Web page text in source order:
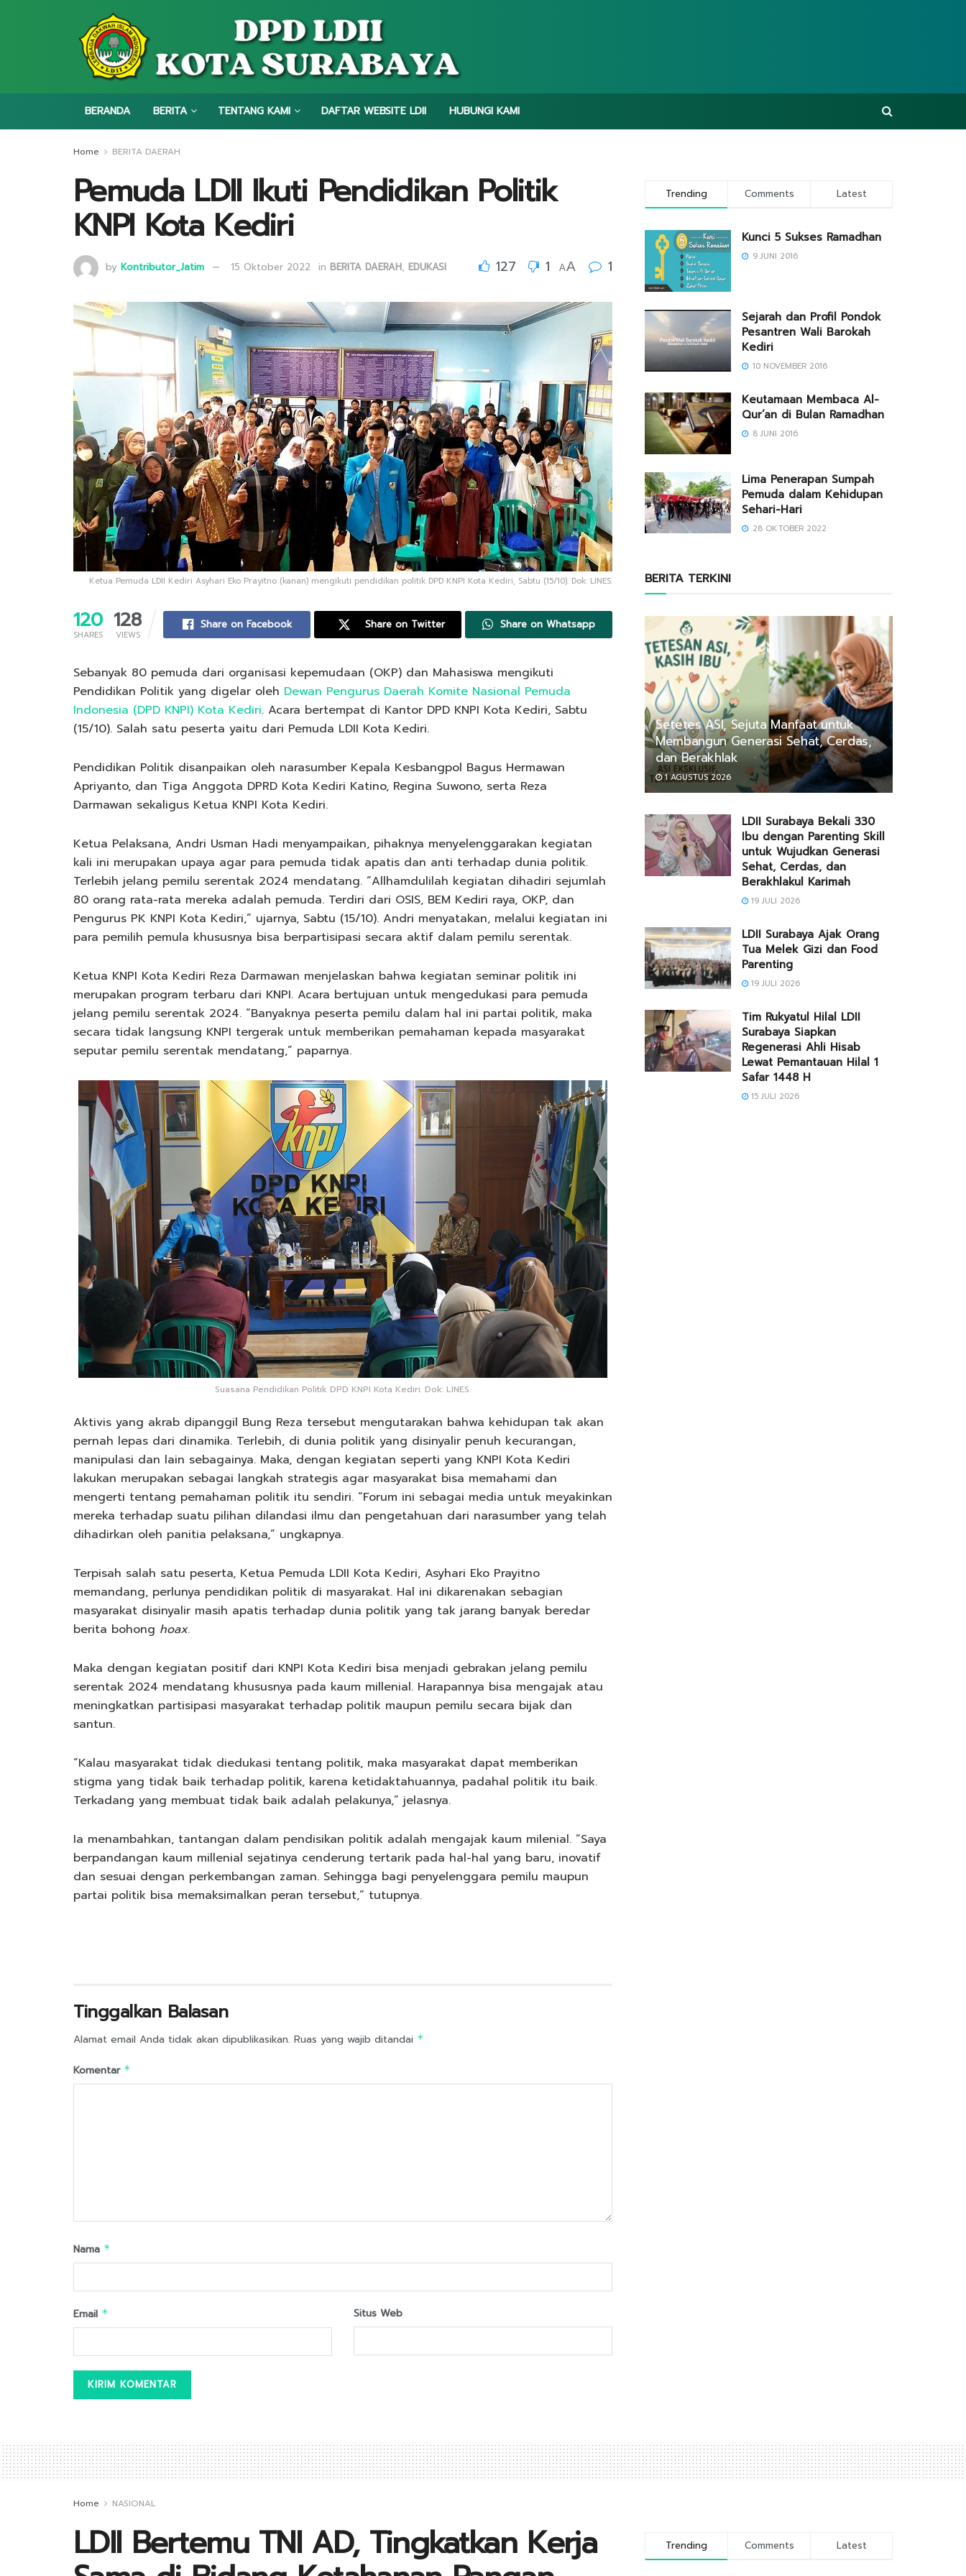
BERANDA BERITA TENTANG KAMI DAFTAR WEBSITE LDII HUBUNGI KAMI
Home BERITA DAERAH
Pemuda LDII Ikuti Pendidikan Politik
KNPI Kota Kediri
by Kontributor_Jatim 15 Oktober 2022 in BERITA DAERAH, EDUKASI 127 1 AA 1
Ketua Pemuda LDII Kediri Asyhari Eko Prayitno (kanan) mengikuti pendidikan politik DPD KNPI Kota Kediri, Sabtu (15/10). Dok: LINES.
120
SHARES
128
VIEWS
Share on Facebook Share on Twitter Share on Whatsapp
Sebanyak 80 pemuda dari organisasi kepemudaan (OKP) dan Mahasiswa mengikuti
Pendidikan Politik yang digelar oleh Dewan Pengurus Daerah Komite Nasional Pemuda
Indonesia (DPD KNPI) Kota Kediri. Acara bertempat di Kantor DPD KNPI Kota Kediri, Sabtu
(15/10). Salah satu peserta yaitu dari Pemuda LDII Kota Kediri.
Pendidikan Politik disanpaikan oleh narasumber Kepala Kesbangpol Bagus Hermawan
Apriyanto, dan Tiga Anggota DPRD Kota Kediri Katino, Regina Suwono, serta Reza
Darmawan sekaligus Ketua KNPI Kota Kediri.
Ketua Pelaksana, Andri Usman Hadi menyampaikan, pihaknya menyelenggarakan kegiatan
kali ini merupakan upaya agar para pemuda tidak apatis dan anti terhadap dunia politik.
Terlebih jelang pemilu serentak 2024 mendatang. “Allhamdulilah kegiatan dihadiri sejumlah
80 orang rata-rata mereka adalah pemuda. Terdiri dari OSIS, BEM Kediri raya, OKP, dan
Pengurus PK KNPI Kota Kediri,” ujarnya, Sabtu (15/10). Andri menyatakan, melalui kegiatan ini
para pemilih pemula khususnya bisa berpartisipasi secara aktif dalam pemilu serentak.
Ketua KNPI Kota Kediri Reza Darmawan menjelaskan bahwa kegiatan seminar politik ini
merupakan program terbaru dari KNPI. Acara bertujuan untuk mengedukasi para pemuda
jelang pemilu serentak 2024. “Banyaknya peserta pemilu dalam hal ini partai politik, maka
secara tidak langsung KNPI tergerak untuk memberikan pemahaman kepada masyarakat
seputar pemilu serentak mendatang,” paparnya.
Suasana Pendidikan Politik DPD KNPI Kota Kediri. Dok: LINES.
Aktivis yang akrab dipanggil Bung Reza tersebut mengutarakan bahwa kehidupan tak akan
pernah lepas dari dinamika. Terlebih, di dunia politik yang disinyalir penuh kecurangan,
manipulasi dan lain sebagainya. Maka, dengan kegiatan seperti yang KNPI Kota Kediri
lakukan merupakan sebagai langkah strategis agar masyarakat bisa memahami dan
mengerti tentang pemahaman politik itu sendiri. “Forum ini sebagai media untuk meyakinkan
mereka terhadap suatu pilihan dilandasi ilmu dan pengetahuan dari narasumber yang telah
dihadirkan oleh panitia pelaksana,” ungkapnya.
Terpisah salah satu peserta, Ketua Pemuda LDII Kota Kediri, Asyhari Eko Prayitno
memandang, perlunya pendidikan politik di masyarakat. Hal ini dikarenakan sebagian
masyarakat disinyalir masih apatis terhadap dunia politik yang tak jarang banyak beredar
berita bohong hoax.
Maka dengan kegiatan positif dari KNPI Kota Kediri bisa menjadi gebrakan jelang pemilu
serentak 2024 mendatang khususnya pada kaum millenial. Harapannya bisa mengajak atau
meningkatkan partisipasi masyarakat terhadap politik maupun pemilu secara bijak dan
santun.
“Kalau masyarakat tidak diedukasi tentang politik, maka masyarakat dapat memberikan
stigma yang tidak baik terhadap politik, karena ketidaktahuannya, padahal politik itu baik.
Terkadang yang membuat tidak baik adalah pelakunya,” jelasnya.
Ia menambahkan, tantangan dalam pendisikan politik adalah mengajak kaum milenial. “Saya
berpandangan kaum millenial sejatinya cenderung tertarik pada hal-hal yang baru, inovatif
dan sesuai dengan perkembangan zaman. Sehingga bagi penyelenggara pemilu maupun
partai politik bisa memaksimalkan peran tersebut,” tutupnya.
Tinggalkan Balasan
Alamat email Anda tidak akan dipublikasikan. Ruas yang wajib ditandai *
Komentar *
Nama *
Email * Situs Web
Trending Comments Latest
Kunci 5 Sukses Ramadhan
9 JUNI 2016
Sejarah dan Profil Pondok
Pesantren Wali Barokah
Kediri
10 NOVEMBER 2016
Keutamaan Membaca Al-
Qur’an di Bulan Ramadhan
8 JUNI 2016
Lima Penerapan Sumpah
Pemuda dalam Kehidupan
Sehari-Hari
28 OKTOBER 2022
BERITA TERKINI
Setetes ASI, Sejuta Manfaat untuk
Membangun Generasi Sehat, Cerdas,
dan Berakhlak
1 AGUSTUS 2026
LDII Surabaya Bekali 330
Ibu dengan Parenting Skill
untuk Wujudkan Generasi
Sehat, Cerdas, dan
Berakhlakul Karimah
19 JULI 2026
LDII Surabaya Ajak Orang
Tua Melek Gizi dan Food
Parenting
19 JULI 2026
Tim Rukyatul Hilal LDII
Surabaya Siapkan
Regenerasi Ahli Hisab
Lewat Pemantauan Hilal 1
Safar 1448 H
15 JULI 2026
Home NASIONAL
LDII Bertemu TNI AD, Tingkatkan Kerja Trending Comments Latest